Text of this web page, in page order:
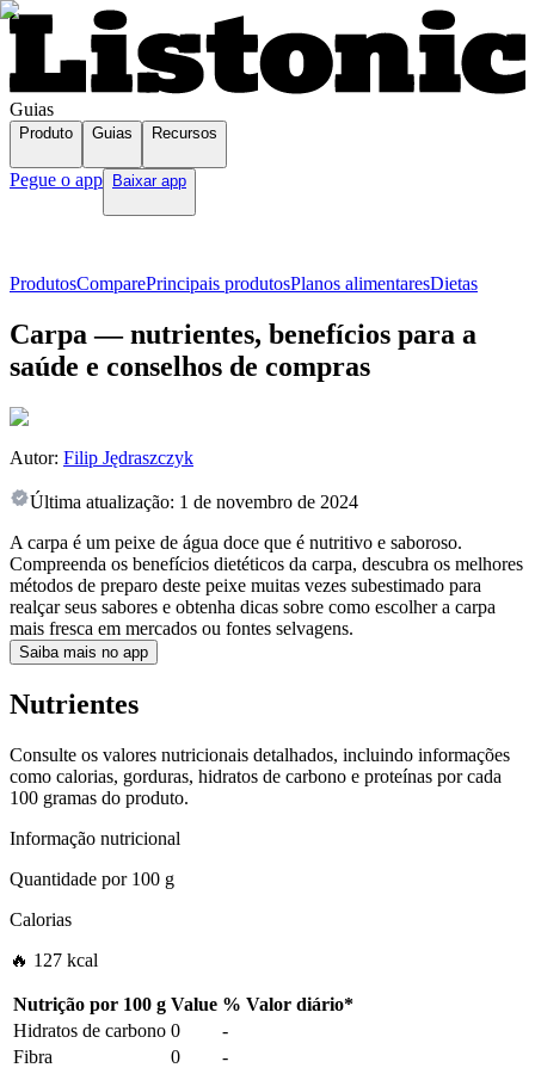
Guias
Produto Guias Recursos
Pegue o app Baixar app
ProdutosComparePrincipais produtosPlanos alimentaresDietas
Carpa — nutrientes, benefícios para a
saúde e conselhos de compras
Autor: Filip Jędraszczyk
Última atualização: 1 de novembro de 2024
A carpa é um peixe de água doce que é nutritivo e saboroso.
Compreenda os benefícios dietéticos da carpa, descubra os melhores
métodos de preparo deste peixe muitas vezes subestimado para
realçar seus sabores e obtenha dicas sobre como escolher a carpa
mais fresca em mercados ou fontes selvagens.
Saiba mais no app
Nutrientes
Consulte os valores nutricionais detalhados, incluindo informações
como calorias, gorduras, hidratos de carbono e proteínas por cada
100 gramas do produto.
Informação nutricional
Quantidade por100 g
Calorias
🔥 127 kcal
Nutrição por 100 g Value % Valor diário*
Hidratos de carbono 0
-
Fibra
0
-